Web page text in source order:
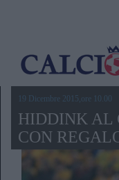
19 Dicembre 2015,ore 10.00
HIDDINK AL
CON